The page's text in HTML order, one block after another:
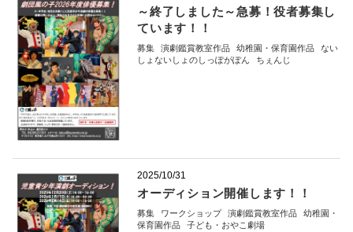
～終了しました～急募！役者募集し
ています！！
募集 演劇鑑賞教室作品 幼稚園・保育園作品
ない
しょないしょのしっぽがぽん
ちぇんじ
2025/10/31
オーディション開催します！！
募集 ワークショップ 演劇鑑賞教室作品
幼稚園・
保育園作品
子ども・おやこ劇場